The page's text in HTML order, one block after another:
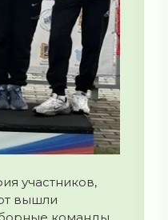
участников,
вышли